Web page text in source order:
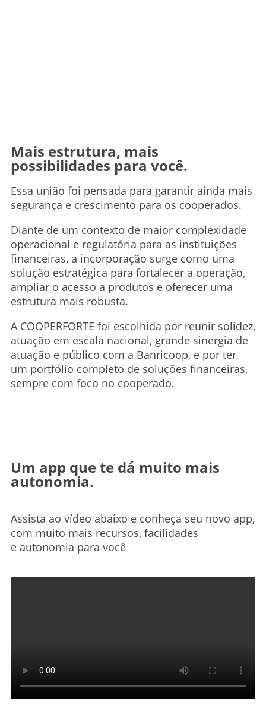
Mais estrutura, mais
possibilidades para você.
Essa união foi pensada para garantir ainda mais
segurança e crescimento para os cooperados.
Diante de um contexto de maior complexidade
operacional e regulatória para as instituições
financeiras, a incorporação surge como uma
solução estratégica para fortalecer a operação,
ampliar o acesso a produtos e oferecer uma
estrutura mais robusta.
A COOPERFORTE foi escolhida por reunir solidez,
atuação em escala nacional, grande sinergia de
atuação e público com a Banricoop, e por ter
um portfólio completo de soluções financeiras,
sempre com foco no cooperado.
Um app que te dá muito mais
autonomia.
Assista ao vídeo abaixo e conheça seu novo app,
com muito mais recursos, facilidades
e autonomia para você